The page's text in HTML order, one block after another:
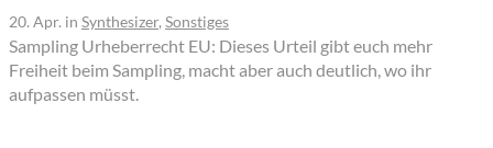
20. Apr. in Synthesizer, Sonstiges
Sampling Urheberrecht EU: Dieses Urteil gibt euch mehr
Freiheit beim Sampling, macht aber auch deutlich, wo ihr
aufpassen müsst.